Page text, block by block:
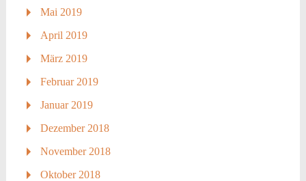
Mai 2019
April 2019
März 2019
Februar 2019
Januar 2019
Dezember 2018
November 2018
Oktober 2018